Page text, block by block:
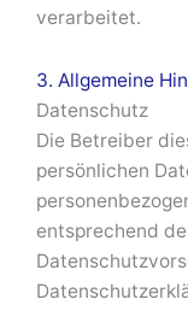
verarbeitet.
3. Allgemeine
Datenschutz
Die Betreiber
persönlichen
entsprechend